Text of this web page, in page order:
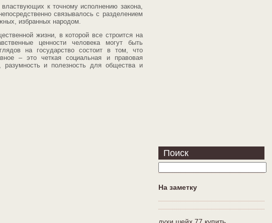
Поиск
На заметку
к точному исполнению закона,
связывалось с разделением
избранных народом.
жизни, в которой все строится на
ценности человека могут быть
на государство состоит в том, что
– это четкая социальная и правовая
разумность и полезность для общества и